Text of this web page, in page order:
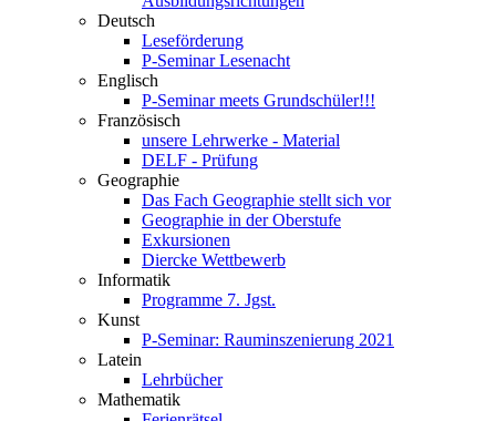
Deutsch
Leseförderung
P-Seminar Lesenacht
Englisch
P-Seminar meets Grundschüler!!!
Französisch
unsere Lehrwerke - Material
DELF - Prüfung
Geographie
Das Fach Geographie stellt sich vor
Geographie in der Oberstufe
Exkursionen
Diercke Wettbewerb
Informatik
Programme 7. Jgst.
Kunst
P-Seminar: Rauminszenierung 2021
Latein
Lehrbücher
Mathematik